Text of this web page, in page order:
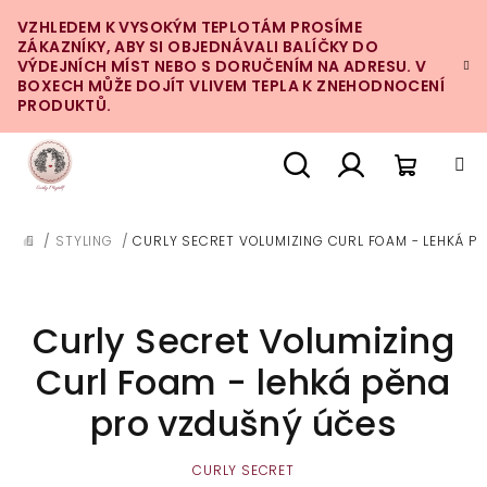
na
obsah
VZHLEDEM K VYSOKÝM TEPLOTÁM PROSÍME
ZÁKAZNÍKY, ABY SI OBJEDNÁVALI BALÍČKY DO
VÝDEJNÍCH MÍST NEBO S DORUČENÍM NA ADRESU. V
BOXECH MŮŽE DOJÍT VLIVEM TEPLA K ZNEHODNOCENÍ
PRODUKTŮ.
DOMŮ
/ STYLING / CURLY SECRET VOLUMIZING CURL FOAM - LEHKÁ
Curly Secret Volumizing
Curl Foam - lehká pěna
pro vzdušný účes
CURLY SECRET